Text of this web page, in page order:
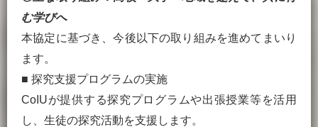
む学びへ
本協定に基づき、今後以下の取り組みを進めてまいり
ます。
■ 探究支援プログラムの実施
CoIUが提供する探究プログラムや出張授業等を活用
し、生徒の探究活動を支援します。